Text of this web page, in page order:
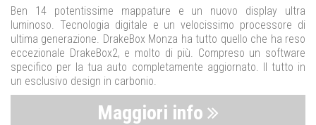
Ben 14 potentissime mappature e un nuovo display ultra
luminoso. Tecnologia digitale e un velocissimo processore di
ultima generazione. DrakeBox Monza ha tutto quello che ha reso
eccezionale DrakeBox2, e molto di più. Compreso un software
specifico per la tua auto completamente aggiornato. Il tutto in
un esclusivo design in carbonio.
Maggiori info